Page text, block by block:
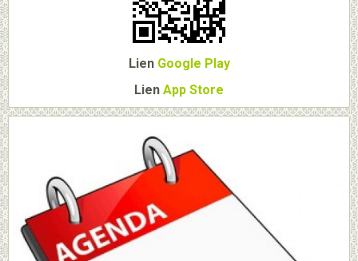
Lien Google Play
Lien App Store